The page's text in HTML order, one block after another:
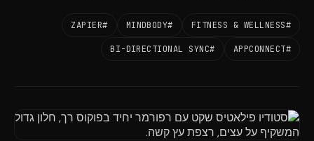
#FITNESS & WELLNESS
#MINDBODY
#ZAPIER
#APPCONNECT
#BI-DIRECTIONAL SYNC